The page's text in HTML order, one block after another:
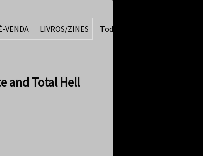
VENDA LIVROS/ZINES Todos
and Total Hell